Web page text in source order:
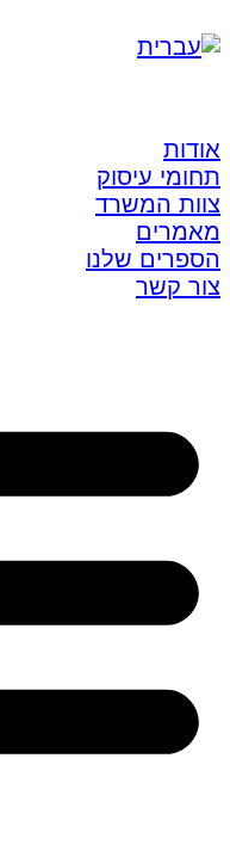
אודות
תחומי עיסוק
צוות המשרד
מאמרים
הספרים שלנו
צור קשר